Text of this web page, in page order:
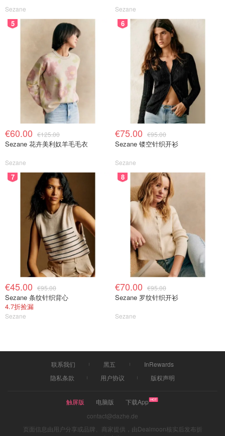
Sezane Sezane
5
€60.00 €125.00
Sezane 花卉美利奴羊毛毛衣
Sezane
6
€75.00 €95.00
Sezane 镂空针织开衫
Sezane
7
€45.00 €95.00
Sezane 条纹针织背心
4.7折捡漏
Sezane
8
€70.00 €95.00
Sezane 罗纹针织开衫
Sezane
联系我们 黑五
InRewards
隐私条款
用户协议 版权声明
触屏版 电脑版
下载App
contact@dazhe.de
页面信息由用户分享或品牌、商家提供，由Dealmoon核实后发布折